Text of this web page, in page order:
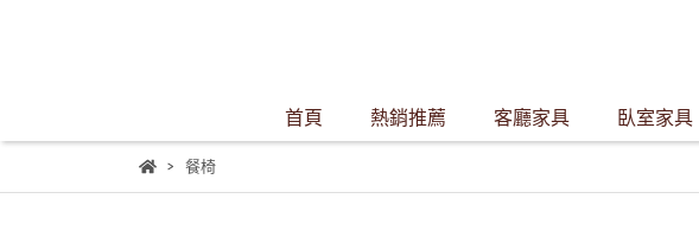
首頁 熱銷推薦 客廳家具 臥室家具
餐椅